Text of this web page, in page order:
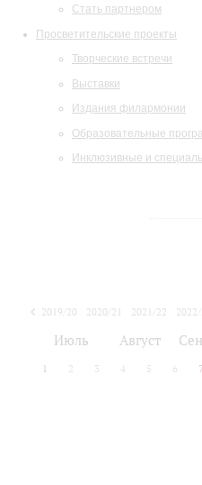
Стать партнером
Просветительские проекты
Творческие встречи
Выставки
Издания филармонии
Образовательные
Инклюзивные и
2019/20 2020/21 2021/22
Июль Август
1 2 3 4 5 6 7